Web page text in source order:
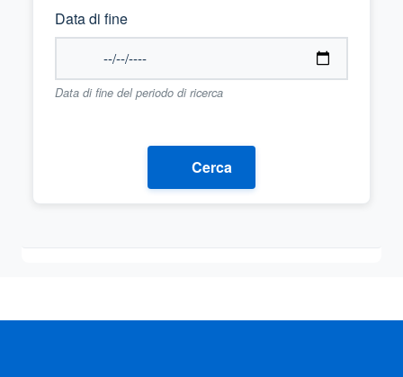
Data di fine
Data di fine del periodo di ricerca
Cerca